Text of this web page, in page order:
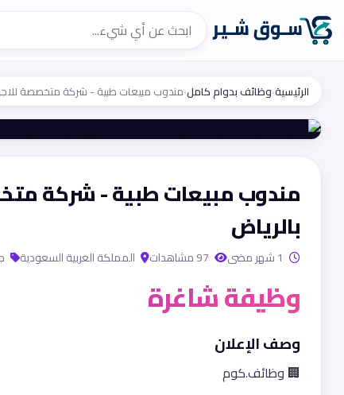
الرئيسية›وظائف بدوام كامل›مندوب مبيعات طبية - شركة متخصصة
مندوب مبيعات طبية - شركة
بالرياض
المملكة العربية السعودية
وظيفة شاغرة
وصف الإعلان
🏢 وظائف.كوم